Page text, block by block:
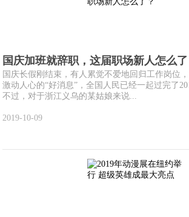
国庆加班就辞职，这届职场新人怎么了
国庆长假刚结束，有人累觉不爱地回归工作岗位
激动人心的“好消息”，全国人民已经一起过完了
不过，对于浙江义乌的某姑娘来说...
2019-10-09